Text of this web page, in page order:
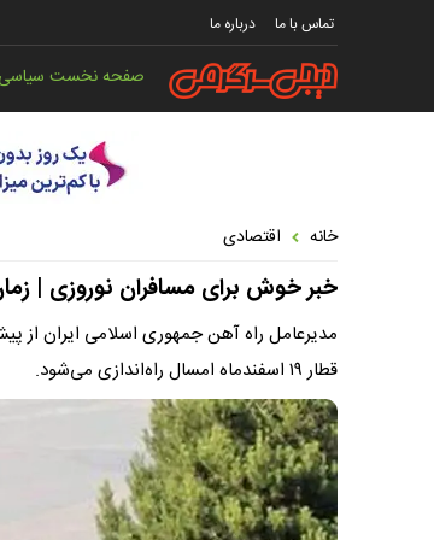
تماس با ما درباره ما
صفحه نخستسیاسی
خانه اقتصادی
خبر خوش برای مسافران نوروزی |
قطار ۱۹ اسفندماه امسال راه‌اندازی می‌شود.